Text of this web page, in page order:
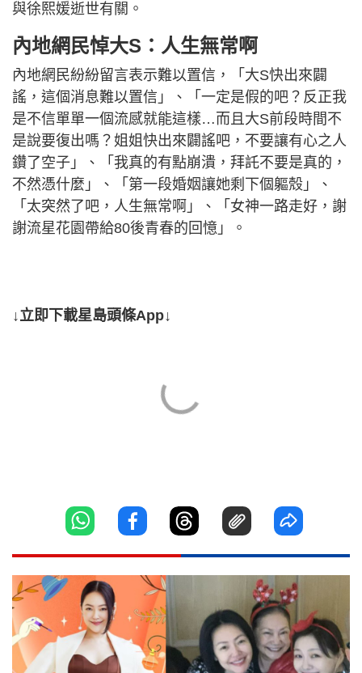
與徐熙媛逝世有關。
內地網民悼大S：人生無常啊
內地網民紛紛留言表示難以置信，「大S快出來闢
謠，這個消息難以置信」、「一定是假的吧？反正我
是不信單單一個流感就能這樣…而且大S前段時間不
是說要復出嗎？姐姐快出來闢謠吧，不要讓有心之人
鑽了空子」、「我真的有點崩潰，拜託不要是真的，
不然憑什麼」、「第一段婚姻讓她剩下個軀殼」、
「太突然了吧，人生無常啊」、「女神一路走好，謝
謝流星花園帶給80後青春的回憶」。
↓立即下載星島頭條App↓